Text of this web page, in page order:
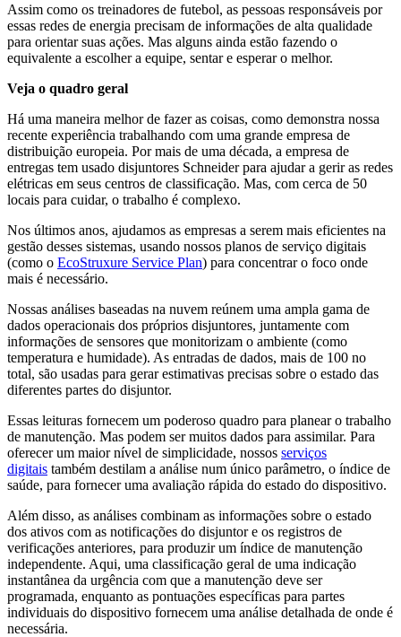
Assim como os treinadores de futebol, as pessoas responsáveis por
essas redes de energia precisam de informações de alta qualidade
para orientar suas ações. Mas alguns ainda estão fazendo o
equivalente a escolher a equipe, sentar e esperar o melhor.
Veja o quadro geral
Há uma maneira melhor de fazer as coisas, como demonstra nossa
recente experiência trabalhando com uma grande empresa de
distribuição europeia. Por mais de uma década, a empresa de
entregas tem usado disjuntores Schneider para ajudar a gerir as redes
elétricas em seus centros de classificação. Mas, com cerca de 50
locais para cuidar, o trabalho é complexo.
Nos últimos anos, ajudamos as empresas a serem mais eficientes na
gestão desses sistemas, usando nossos planos de serviço digitais
(como o EcoStruxure Service Plan) para concentrar o foco onde
mais é necessário.
Nossas análises baseadas na nuvem reúnem uma ampla gama de
dados operacionais dos próprios disjuntores, juntamente com
informações de sensores que monitorizam o ambiente (como
temperatura e humidade). As entradas de dados, mais de 100 no
total, são usadas para gerar estimativas precisas sobre o estado das
diferentes partes do disjuntor.
Essas leituras fornecem um poderoso quadro para planear o trabalho
de manutenção. Mas podem ser muitos dados para assimilar. Para
oferecer um maior nível de simplicidade, nossos serviços
digitais também destilam a análise num único parâmetro, o índice de
saúde, para fornecer uma avaliação rápida do estado do dispositivo.
Além disso, as análises combinam as informações sobre o estado
dos ativos com as notificações do disjuntor e os registros de
verificações anteriores, para produzir um índice de manutenção
independente. Aqui, uma classificação geral de uma indicação
instantânea da urgência com que a manutenção deve ser
programada, enquanto as pontuações específicas para partes
individuais do dispositivo fornecem uma análise detalhada de onde é
necessária.